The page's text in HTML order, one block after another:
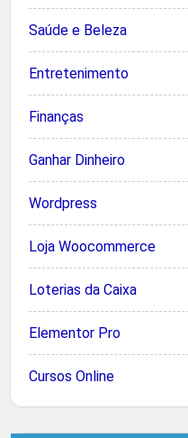
Saúde e Beleza
Entretenimento
Finanças
Ganhar Dinheiro
Wordpress
Loja Woocommerce
Loterias da Caixa
Elementor Pro
Cursos Online